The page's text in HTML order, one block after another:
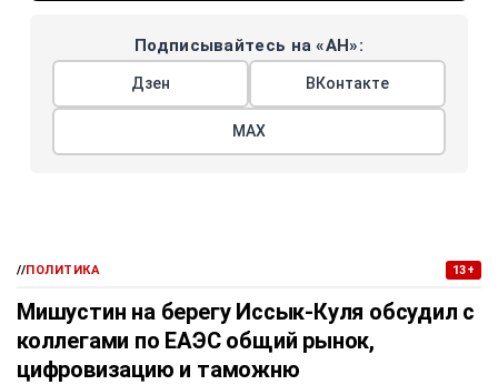
Подписывайтесь на «АН»:
Дзен ВКонтакте
МАХ
//ПОЛИТИКА 13+
Мишустин на берегу Иссык-Куля обсудил с
коллегами по ЕАЭС общий рынок,
цифровизацию и таможню